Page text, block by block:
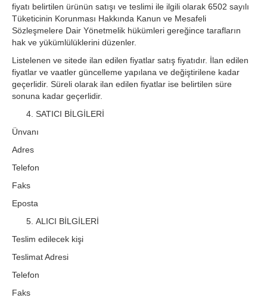
fiyatı belirtilen ürünün satışı ve teslimi ile ilgili olarak 6502 sayılı
Tüketicinin Korunması Hakkında Kanun ve Mesafeli
Sözleşmelere Dair Yönetmelik hükümleri gereğince tarafların
hak ve yükümlülüklerini düzenler.
Listelenen ve sitede ilan edilen fiyatlar satış fiyatıdır. İlan edilen
fiyatlar ve vaatler güncelleme yapılana ve değiştirilene kadar
geçerlidir. Süreli olarak ilan edilen fiyatlar ise belirtilen süre
sonuna kadar geçerlidir.
SATICI BİLGİLERİ
Ünvanı
Adres
Telefon
Faks
Eposta
ALICI BİLGİLERİ
Teslim edilecek kişi
Teslimat Adresi
Telefon
Faks